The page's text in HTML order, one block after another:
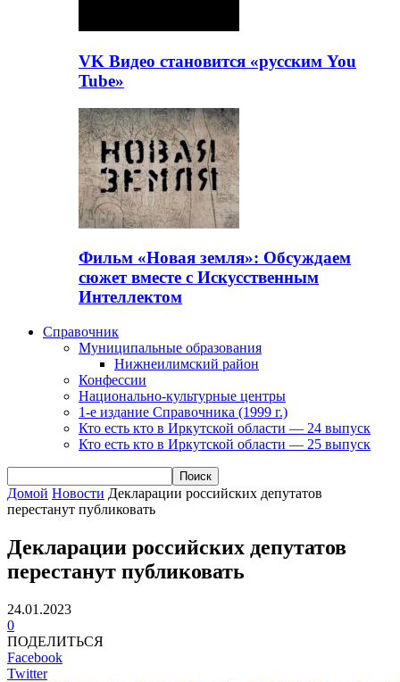
VK Видео становится «русским You
Tube»
Фильм «Новая земля»: Обсуждаем
сюжет вместе с Искусственным
Интеллектом
Справочник
Муниципальные образования
Нижнеилимский район
Конфессии
Национально-культурные центры
1-е издание Справочника (1999 г.)
Кто есть кто в Иркутской области — 24 выпуск
Кто есть кто в Иркутской области — 25 выпуск
Домой Новости Декларации российских депутатов
перестанут публиковать
Декларации российских депутатов
перестанут публиковать
24.01.2023
0
ПОДЕЛИТЬСЯ
Facebook
Twitter